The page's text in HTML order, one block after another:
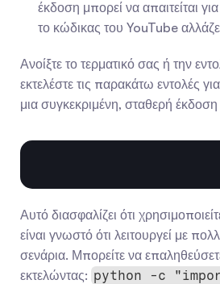
έκδοση μπορεί να απαιτείται
το κώδικας του YouTube
Ανοίξτε το τερματικό σας ή την
εκτελέστε τις παρακάτω εντολές
μια συγκεκριμένη, σταθερή
Αυτό διασφαλίζει ότι
είναι γνωστό ότι λειτουργεί με
σενάρια. Μπορείτε να
εκτελώντας: python -c